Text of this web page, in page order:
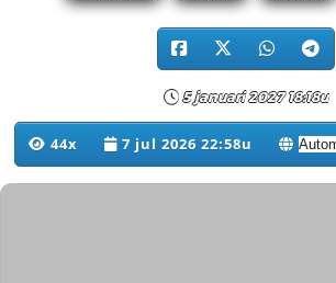
5 januari 2027 18:18u
44x 7 jul 2026 22:58u